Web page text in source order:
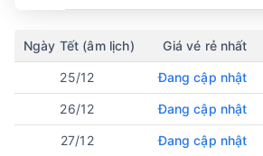
Ngày Tết (âm lịch) Giá vé rẻ nhất
25/12 Đang cập nhật
26/12 Đang cập nhật
27/12 Đang cập nhật